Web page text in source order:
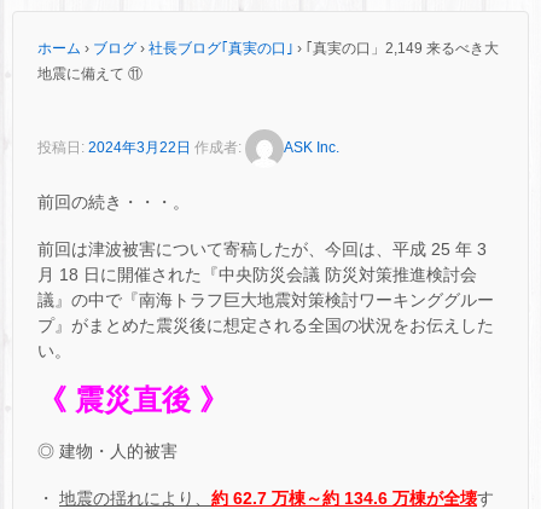
ホーム › ブログ › 社長ブログ｢真実の口｣ › ｢真実の口」2,149 来るべき大
地震に備えて ⑪
投稿日: 2024年3月22日 作成者: ASK Inc.
前回の続き・・・。
前回は津波被害について寄稿したが、今回は、平成 25 年 3
月 18 日に開催された『中央防災会議 防災対策推進検討会
議』の中で『南海トラフ巨大地震対策検討ワーキンググルー
プ』がまとめた震災後に想定される全国の状況をお伝えした
い。
《 震災直後 》
◎ 建物・人的被害
・ 地震の揺れにより、 約 62.7 万棟～約 134.6 万棟が全壊す